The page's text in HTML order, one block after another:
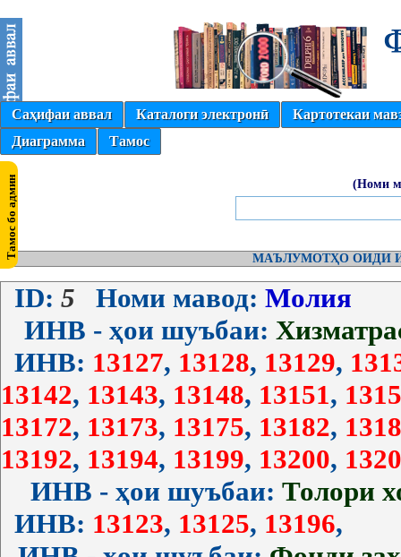
Саҳифаи аввал Каталоги электронӣ
Картотекаи
Диаграмма
Тамос
(Номи
МАЪЛУМОТҲО ОИДИ
ID: 5 Номи мавод: Молия
ИНВ - ҳои шуъбаи:
ИНВ: 13127, 13128, 13129,
13142, 13143, 13148, 13151,
13172, 13173, 13175, 13182,
13192, 13194, 13199, 13200,
ИНВ - ҳои шуъбаи: Толори
ИНВ: 13123, 13125, 13196,